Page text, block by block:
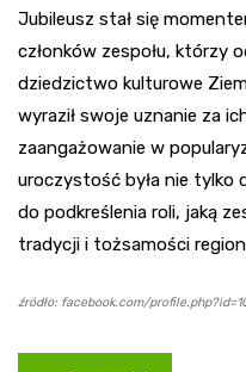
Jubileusz stał się
członków zespołu, którzy
dziedzictwo kulturowe
wyraził swoje uznanie za
zaangażowanie w
uroczystość była nie tylko
do podkreślenia roli, jaką
tradycji i tożsamości
źródło: facebook.com/